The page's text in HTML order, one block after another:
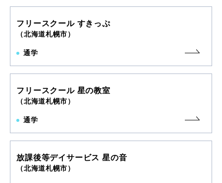
フリースクール すきっぷ
（北海道札幌市）
通学
フリースクール 星の教室
（北海道札幌市）
通学
放課後等デイサービス 星の音
（北海道札幌市）